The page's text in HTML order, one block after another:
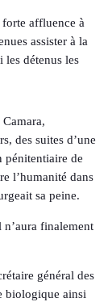
affluence à
assister à la
détenus les
des suites d’une
pénitentiaire de
l’humanité dans
sa peine.
finalement
général des
biologique ainsi